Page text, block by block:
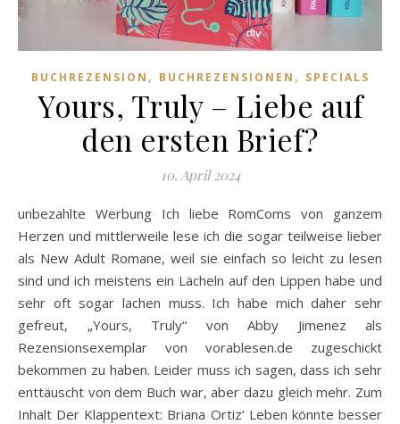
BUCHREZENSION , BUCHREZENSIONEN , SPECIALS
Yours, Truly – Liebe auf
den ersten Brief?
10. April 2024
unbezahlte Werbung Ich liebe RomComs von ganzem
Herzen und mittlerweile lese ich die sogar teilweise lieber
als New Adult Romane, weil sie einfach so leicht zu lesen
sind und ich meistens ein Lächeln auf den Lippen habe und
sehr oft sogar lachen muss. Ich habe mich daher sehr
gefreut, „Yours, Truly“ von Abby Jimenez als
Rezensionsexemplar von vorablesen.de zugeschickt
bekommen zu haben. Leider muss ich sagen, dass ich sehr
enttäuscht von dem Buch war, aber dazu gleich mehr. Zum
Inhalt Der Klappentext: Briana Ortiz‘ Leben könnte besser